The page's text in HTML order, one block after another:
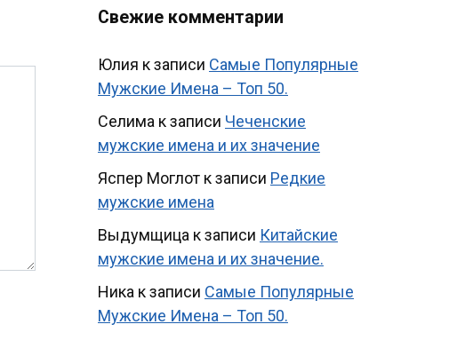
Свежие комментарии
Юлия к записи Самые Популярные
Мужские Имена – Топ 50.
Селима к записи Чеченские
мужские имена и их значение
Яспер Моглот к записи Редкие
мужские имена
Выдумщица к записи Китайские
мужские имена и их значение.
Ника к записи Самые Популярные
Мужские Имена – Топ 50.